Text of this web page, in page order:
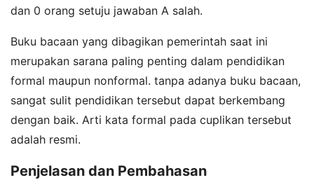
dan 0 orang setuju jawaban A salah.
Buku bacaan yang dibagikan pemerintah saat ini
merupakan sarana paling penting dalam pendidikan
formal maupun nonformal. tanpa adanya buku bacaan,
sangat sulit pendidikan tersebut dapat berkembang
dengan baik. Arti kata formal pada cuplikan tersebut
adalah resmi.
Penjelasan dan Pembahasan